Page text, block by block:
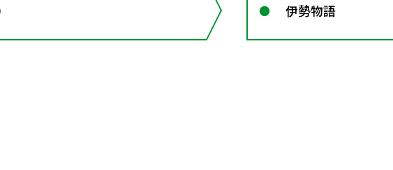
伊勢物語